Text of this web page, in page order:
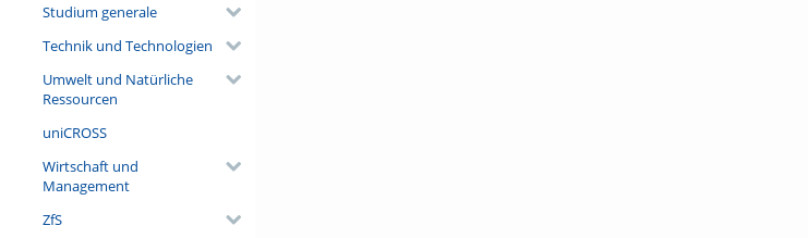
Studium generale
Technik und Technologien
Umwelt und Natürliche
Ressourcen
uniCROSS
Wirtschaft und
Management
ZfS